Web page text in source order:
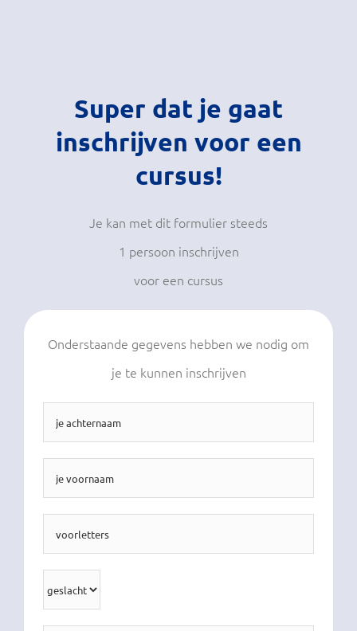
Super dat je gaat
inschrijven voor een
cursus!
Je kan met dit formulier steeds
1 persoon inschrijven
voor een cursus
Onderstaande gegevens hebben we nodig om
je te kunnen inschrijven